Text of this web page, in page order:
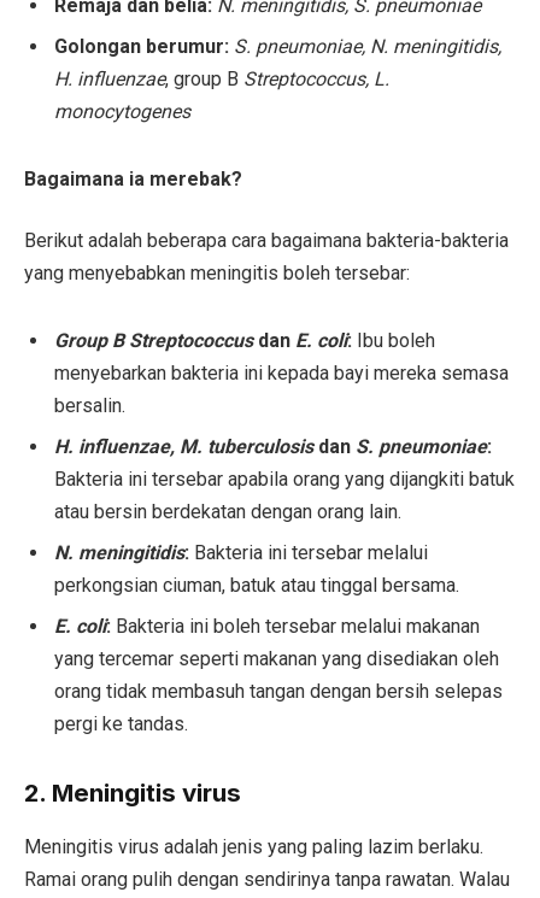
Remaja dan belia: N. meningitidis, S. pneumoniae
Golongan berumur: S. pneumoniae, N. meningitidis,
H. influenzae, group B Streptococcus, L.
monocytogenes
Bagaimana ia merebak?
Berikut adalah beberapa cara bagaimana bakteria-bakteria
yang menyebabkan meningitis boleh tersebar:
Group B Streptococcusdan E. coli: Ibu boleh
menyebarkan bakteria ini kepada bayi mereka semasa
bersalin.
H. influenzae, M. tuberculosisdan S. pneumoniae:
Bakteria ini tersebar apabila orang yang dijangkiti batuk
atau bersin berdekatan dengan orang lain.
N. meningitidis: Bakteria ini tersebar melalui
perkongsian ciuman, batuk atau tinggal bersama.
E. coli: Bakteria ini boleh tersebar melalui makanan
yang tercemar seperti makanan yang disediakan oleh
orang tidak membasuh tangan dengan bersih selepas
pergi ke tandas.
2. Meningitis virus
Meningitis virus adalah jenis yang paling lazim berlaku.
Ramai orang pulih dengan sendirinya tanpa rawatan. Walau